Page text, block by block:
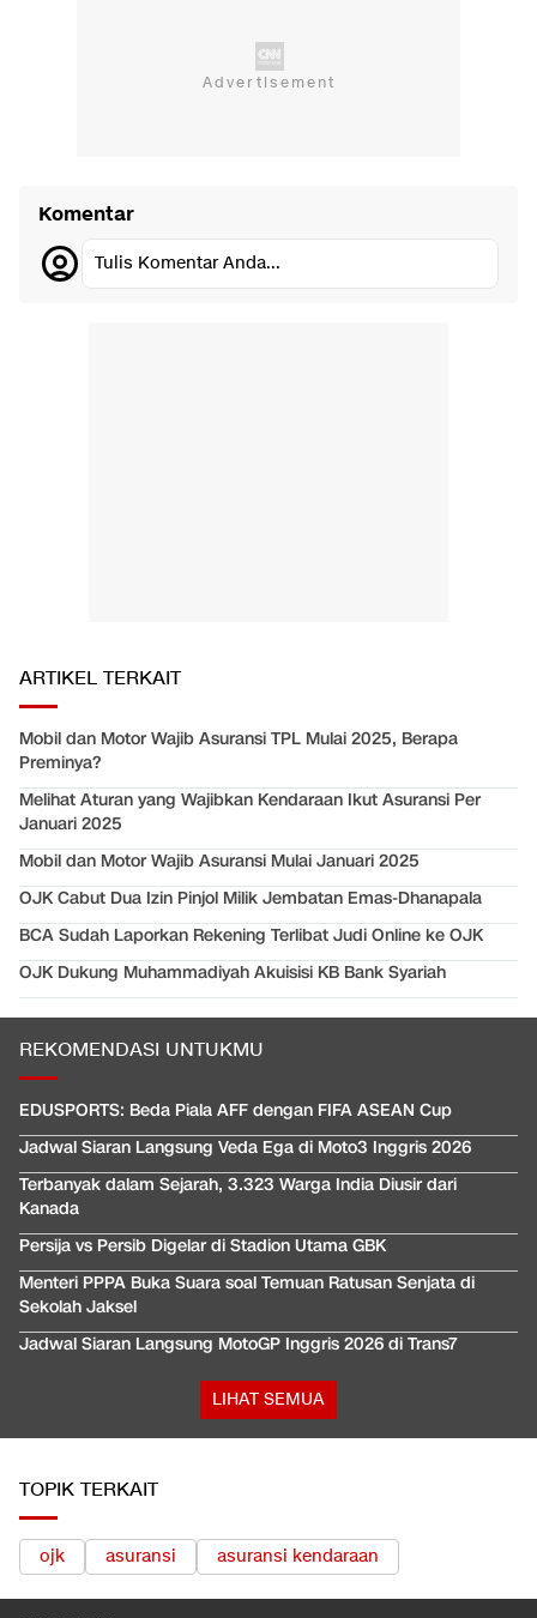
Komentar
Tulis Komentar Anda...
ARTIKEL TERKAIT
Mobil dan Motor Wajib Asuransi TPL Mulai 2025, Berapa
Preminya?
Melihat Aturan yang Wajibkan Kendaraan Ikut Asuransi Per
Januari 2025
Mobil dan Motor Wajib Asuransi Mulai Januari 2025
OJK Cabut Dua Izin Pinjol Milik Jembatan Emas-Dhanapala
BCA Sudah Laporkan Rekening Terlibat Judi Online ke OJK
OJK Dukung Muhammadiyah Akuisisi KB Bank Syariah
REKOMENDASI UNTUKMU
EDUSPORTS: Beda Piala AFF dengan FIFA ASEAN Cup
Jadwal Siaran Langsung Veda Ega di Moto3 Inggris 2026
Terbanyak dalam Sejarah, 3.323 Warga India Diusir dari
Kanada
Persija vs Persib Digelar di Stadion Utama GBK
Menteri PPPA Buka Suara soal Temuan Ratusan Senjata di
Sekolah Jaksel
Jadwal Siaran Langsung MotoGP Inggris 2026 di Trans7
LIHAT SEMUA
TOPIK TERKAIT
ojk asuransi asuransi kendaraan